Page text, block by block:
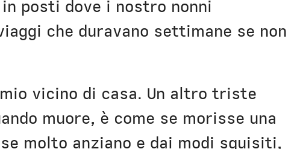
posti dove i nostro nonni
che duravano settimane se non
vicino di casa. Un altro triste
muore, è come se morisse una
molto anziano e dai modi squisiti,